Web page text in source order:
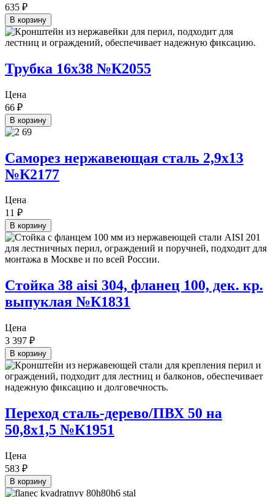
635 ₽
В корзину
Трубка 16х38 №К2055
Цена
66 ₽
В корзину
Саморез нержавеющая сталь 2,9х13
№К2177
Цена
11 ₽
В корзину
Стойка 38 aisi 304, фланец 100, дек. кр.
выпуклая №К1831
Цена
3 397 ₽
В корзину
Переход сталь-дерево/ПВХ 50 на
50,8х1,5 №К1951
Цена
583 ₽
В корзину